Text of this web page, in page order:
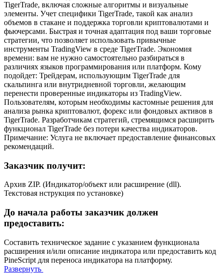
TigerTrade, включая сложные алгоритмы и визуальные
элементы. Учет специфики TigerTrade, такой как анализ
объемов в стакане и поддержка торговли криптовалютами и
фьючерсами. Быстрая и точная адаптация под ваши торговые
стратегии, что позволяет использовать привычные
инструменты TradingView в среде TigerTrade. Экономия
времени: вам не нужно самостоятельно разбираться в
различиях языков программирования или платформ. Кому
подойдет: Трейдерам, использующим TigerTrade для
скальпинга или внутридневной торговли, желающим
перенести проверенные индикаторы из TradingView.
Пользователям, которым необходимы кастомные решения для
анализа рынка криптовалют, форекс или фондовых активов в
TigerTrade. Разработчикам стратегий, стремящимся расширить
функционал TigerTrade без потери качества индикаторов.
Примечание: Услуга не включает предоставление финансовых
рекомендаций.
Заказчик получит:
Архив ZIP. (Индикатор/объект или расширение (dll).
Текстовая нструкция по установке)
До начала работы заказчик должен
предоставить:
Составить техническое задание с указанием функционала
расширения и/или описание индикатора или предоставить код
PineScript для переноса индикатора на платформу.
Развернуть